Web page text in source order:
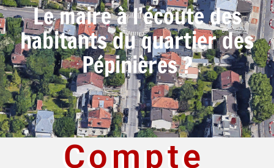
Le maire à l’écoute des
habitants du quartier des
Pépinières ?
Compte